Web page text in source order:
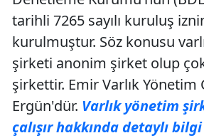
tarihli 7265 sayılı kuruluş
kurulmuştur. Söz konusu
şirketi anonim şirket olup
şirkettir. Emir Varlık Yönetim
Ergün'dür. Varlık yönetim
çalışır hakkında detaylı